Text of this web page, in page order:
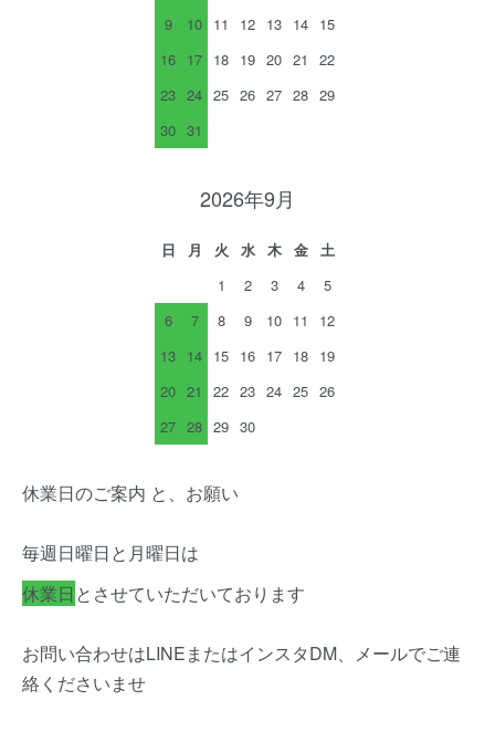
9
10 11 12 13 14 15
16 17 18 19 20 21
22
23 24 25 26 27 28 29
30 31
2026年9月
日 月 火 水 木 金
土
1
2 3 4
5
6
7 8 9 10 11
12
13 14 15 16 17 18 19
20 21 22 23 24 25 26
27 28 29 30
休業日のご案内 と、お願い
毎週日曜日と月曜日は
休業日 とさせていただいております
お問い合わせはLINEまたはインスタDM、メールでご連
絡くださいませ